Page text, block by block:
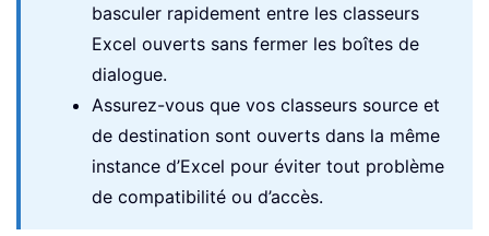
basculer rapidement entre les classeurs
Excel ouverts sans fermer les boîtes de
dialogue.
Assurez-vous que vos classeurs source et
de destination sont ouverts dans la même
instance d’Excel pour éviter tout problème
de compatibilité ou d’accès.